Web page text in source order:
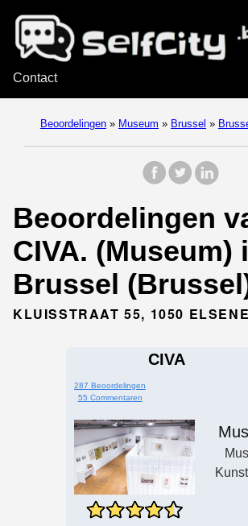
Contact
Beoordelingen » Museum » Brussel »
Beoordelingen
CIVA. (Museum)
Brussel
KLUISSTRAAT 55, 1050 ELSENE
CIVA
287 Beoordelingen
55 Commentaren